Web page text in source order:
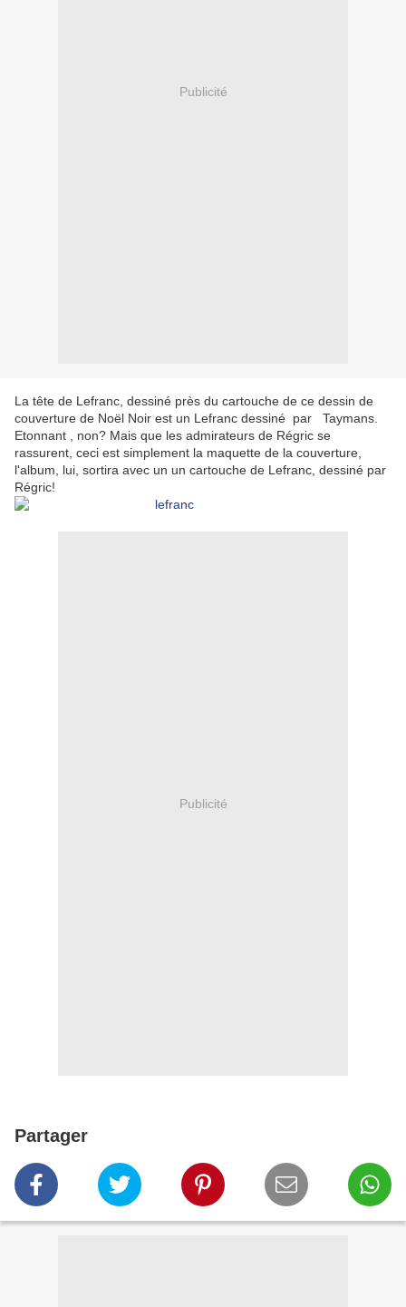
Publicité
La tête de Lefranc, dessiné près du cartouche de ce dessin de
couverture de Noël Noir est un Lefranc dessiné par Taymans.
Etonnant , non? Mais que les admirateurs de Régric se
rassurent, ceci est simplement la maquette de la couverture,
l'album, lui, sortira avec un un cartouche de Lefranc, dessiné par
Régric!
Publicité
Partager